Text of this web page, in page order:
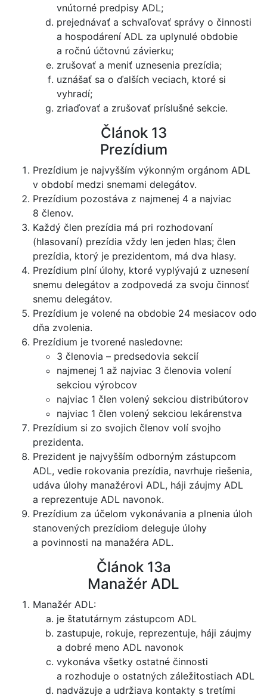
vnútorné predpisy ADL;
prejednávať a schvaľovať správy o činnosti
a hospodárení ADL za uplynulé obdobie
a ročnú účtovnú závierku;
zrušovať a meniť uznesenia prezídia;
uznášať sa o ďalších veciach, ktoré si
vyhradí;
zriaďovať a zrušovať príslušné sekcie.
Článok 13
Prezídium
Prezídium je najvyšším výkonným orgánom ADL
v období medzi snemami delegátov.
Prezídium pozostáva z najmenej 4 a najviac
8 členov.
Každý člen prezídia má pri rozhodovaní
(hlasovaní) prezídia vždy len jeden hlas; člen
prezídia, ktorý je prezidentom, má dva hlasy.
Prezídium plní úlohy, ktoré vyplývajú z uznesení
snemu delegátov a zodpovedá za svoju činnosť
snemu delegátov.
Prezídium je volené na obdobie 24 mesiacov odo
dňa zvolenia.
Prezídium je tvorené nasledovne:
3 členovia – predsedovia sekcií
najmenej 1 až najviac 3 členovia volení
sekciou výrobcov
najviac 1 člen volený sekciou distribútorov
najviac 1 člen volený sekciou lekárenstva
Prezídium si zo svojich členov volí svojho
prezidenta.
Prezident je najvyšším odborným zástupcom
ADL, vedie rokovania prezídia, navrhuje riešenia,
udáva úlohy manažérovi ADL, háji záujmy ADL
a reprezentuje ADL navonok.
Prezídium za účelom vykonávania a plnenia úloh
stanovených prezídiom deleguje úlohy
a povinnosti na manažéra ADL.
Článok 13a
Manažér ADL
Manažér ADL:
je štatutárnym zástupcom ADL
zastupuje, rokuje, reprezentuje, háji záujmy
a dobré meno ADL navonok
vykonáva všetky ostatné činnosti
a rozhoduje o ostatných záležitostiach ADL
nadväzuje a udržiava kontakty s tretími